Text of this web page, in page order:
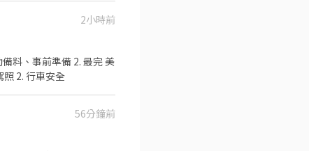
最適合你的工作地點！
2小時前
管交辦之事項 外送服務 ： 1. 備駕照 2. 行車安全
56分鐘前